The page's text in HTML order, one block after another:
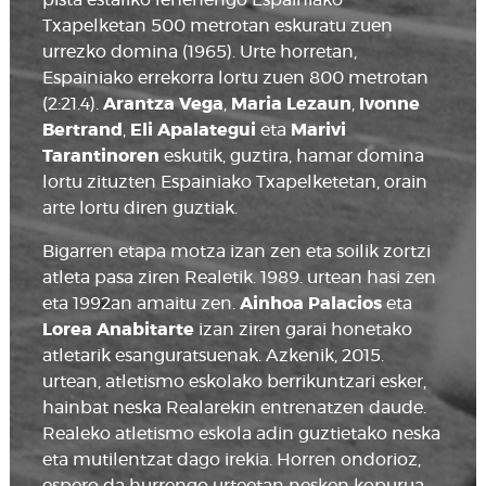
Txapelketan 500 metrotan eskuratu zuen
urrezko domina (1965). Urte horretan,
Espainiako errekorra lortu zuen 800 metrotan
(2:21.4).Arantza Vega Maria Lezaun
Ivonne
Bertrand
Eli Apalategui eta Marivi
Tarantinoren eskutik, guztira, hamar domina
lortu zituzten Espainiako Txapelketetan, orain
arte lortu diren guztiak.
Bigarren etapa motza izan zen eta soilik zortzi
atleta pasa ziren Realetik. 1989. urtean hasi zen
eta 1992an amaitu zen.Ainhoa Palacios eta
Lorea Anabitarte izan ziren garai honetako
atletarik esanguratsuenak. Azkenik, 2015.
urtean, atletismo eskolako berrikuntzari esker,
hainbat neska Realarekin entrenatzen daude.
Realeko atletismo eskola adin guztietako neska
eta mutilentzat dago irekia. Horren ondorioz,